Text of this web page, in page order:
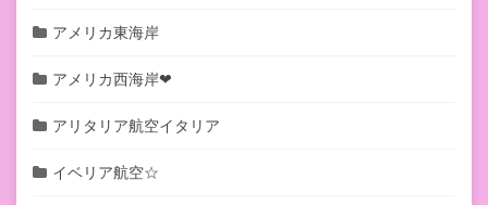
アメリカ東海岸
アメリカ西海岸❤︎
アリタリア航空イタリア
イベリア航空☆